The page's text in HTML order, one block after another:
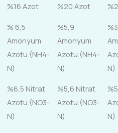
%16 Azot %20 Azot
% 6,5
Amonyum
Azotu (NH4-
N)
%5,9
Amonyum
Azotu (NH4-
N)
N)
%6,5 Nitrat
Azotu (NO3-
N)
%5,6 Nitrat
Azotu (NO3-
N)
N)